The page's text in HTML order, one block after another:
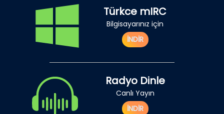
Türkce mIRC
Bilgisayarınız için
İNDİR
Radyo Dinle
Canlı Yayın
İNDİR